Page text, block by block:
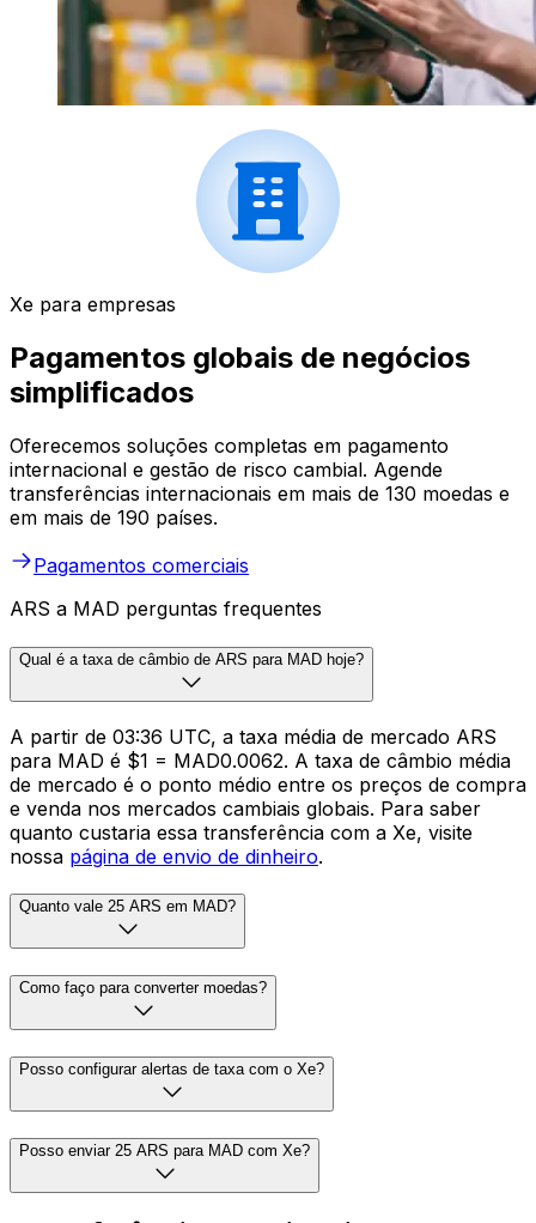
Xe para empresas
Pagamentos globais de negócios
simplificados
Oferecemos soluções completas em pagamento
internacional e gestão de risco cambial. Agende
transferências internacionais em mais de 130 moedas e
em mais de 190 países.
Pagamentos comerciais
ARS a MAD perguntas frequentes
Qual é a taxa de câmbio de ARS para MAD hoje?
A partir de 03:36 UTC, a taxa média de mercado ARS
para MAD é $1 = MAD0.0062. A taxa de câmbio média
de mercado é o ponto médio entre os preços de compra
e venda nos mercados cambiais globais. Para saber
quanto custaria essa transferência com a Xe, visite
nossa página de envio de dinheiro.
Quanto vale 25 ARS em MAD?
Como faço para converter moedas?
Posso configurar alertas de taxa com o Xe?
Posso enviar 25 ARS para MAD com Xe?